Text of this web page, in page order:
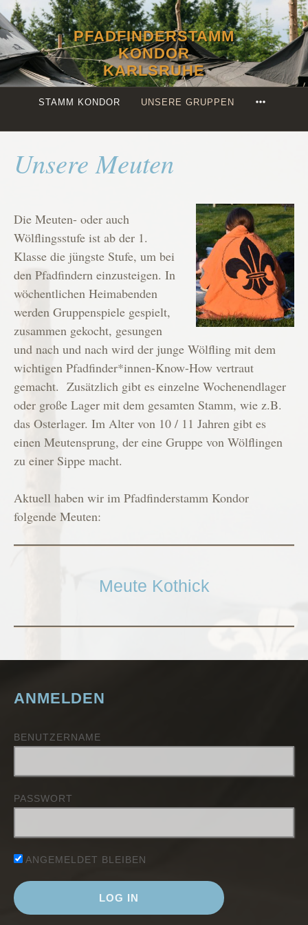
Zum
Inhalt
springen
PFADFINDERSTAMM
KONDOR
KARLSRUHE
STAMM KONDOR UNSERE GRUPPEN
Unsere Meuten
Die Meuten- oder auch
Wölflingsstufe ist ab der 1.
Klasse die jüngste Stufe, um bei
den Pfadfindern einzusteigen. In
wöchentlichen Heimabenden
werden Gruppenspiele gespielt,
zusammen gekocht, gesungen
und nach und nach wird der junge Wölfling mit dem
wichtigen Pfadfinder*innen-Know-How vertraut
gemacht. Zusätzlich gibt es einzelne Wochenendlager
oder große Lager mit dem gesamten Stamm, wie z.B.
das Osterlager. Im Alter von 10 / 11 Jahren gibt es
einen Meutensprung, der eine Gruppe von Wölflingen
zu einer Sippe macht.
Aktuell haben wir im Pfadfinderstamm Kondor
folgende Meuten:
Meute Kothick
ANMELDEN
BENUTZERNAME
PASSWORT
ANGEMELDET BLEIBEN